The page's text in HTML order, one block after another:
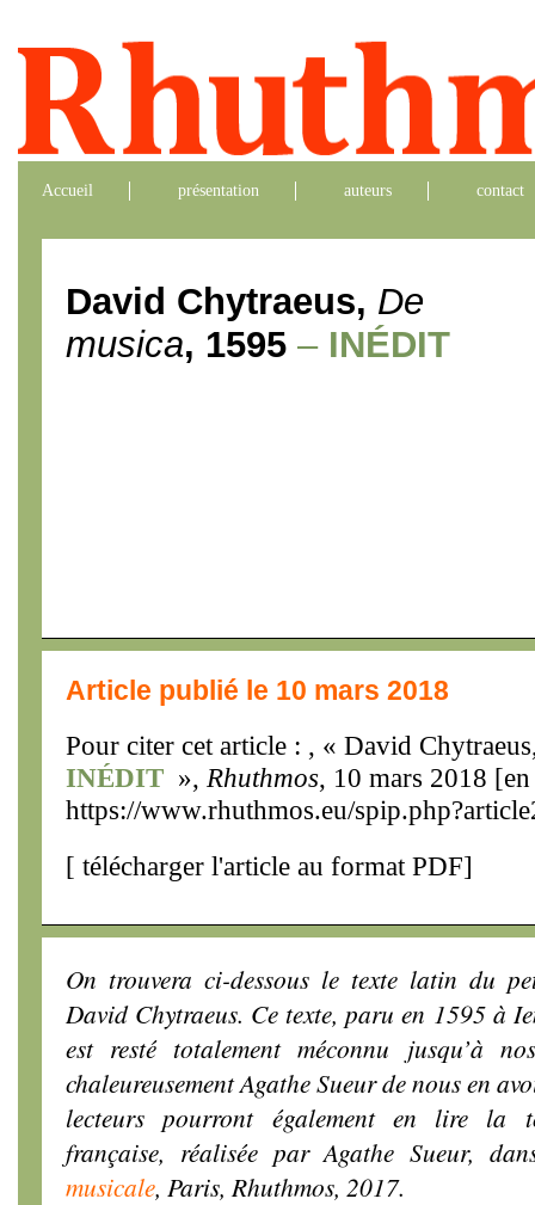
Accueil présentation auteurs contact
David Chytraeus, De
musica, 1595 – INÉDIT
Article publié le 10 mars 2018
Pour citer cet article : , « David
INÉDIT », Rhuthmos, 10 mars 2018
https://www.rhuthmos.eu/
[ télécharger l'article au format PDF]
On trouvera ci-dessous le texte latin du
David Chytraeus. Ce texte, paru en 1595 à
est resté totalement méconnu jusqu’à
chaleureusement Agathe Sueur de nous en
lecteurs pourront également en lire la
française, réalisée par Agathe Sueur,
musicale, Paris, Rhuthmos, 2017.